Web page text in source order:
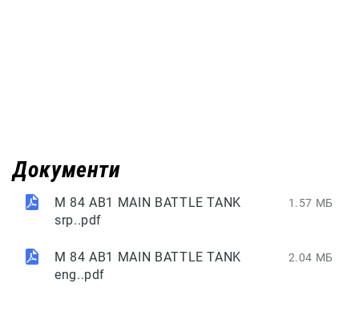
Документи
M 84 AB1 MAIN BATTLE TANK
srp..pdf
1.57 МБ
M 84 AB1 MAIN BATTLE TANK
eng..pdf
2.04 МБ